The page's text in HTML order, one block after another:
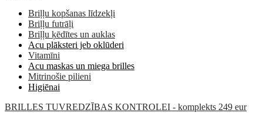
Briļļu kopšanas līdzekļi
Briļļu futrāļi
Briļļu ķēdītes un auklas
Acu plāksteri jeb oklūderi
Vitamīni
Acu maskas un miega brilles
Mitrinošie pilieni
Higiēnai
BRILLES TUVREDZĪBAS KONTROLEI - komplekts 249 eur